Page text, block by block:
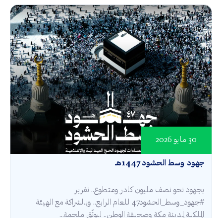
جهود وسط الحشود 1447هـ
30 مايو 2026
بجهود نحو نصف مليون كادر ومتطوع.. تقرير
#جهود_وسط_الحشود47 للعام الرابع.. وبالشراكة مع الهيئة
الملكية لمدينة مكة وصحيفة الوطن.. ليوثّق ملحمة...